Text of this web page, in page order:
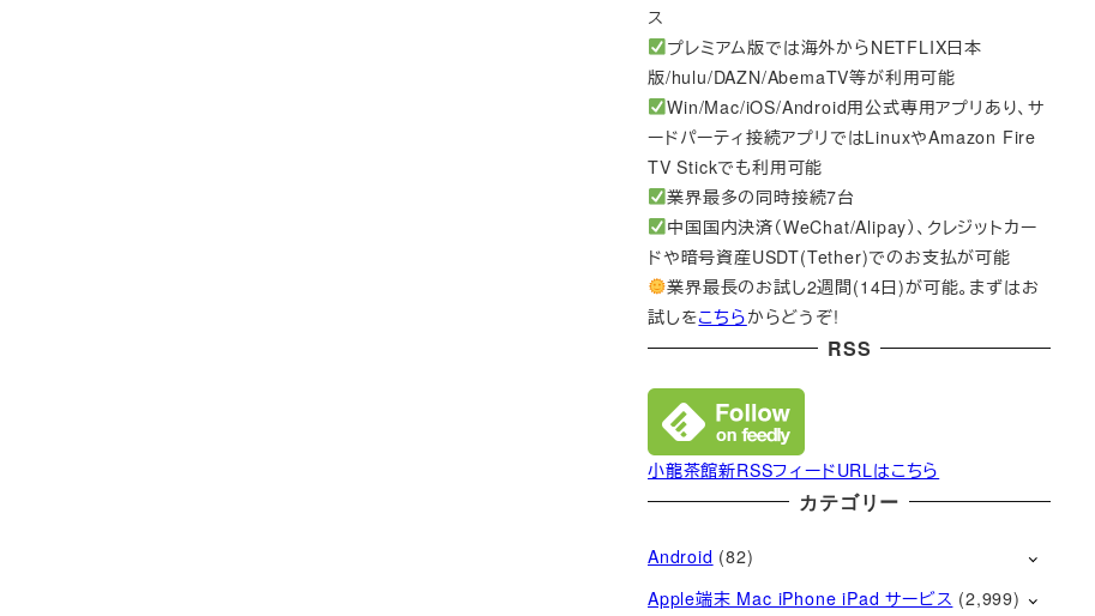
ス
プレミアム版では海外からNETFLIX日本
版/hulu/DAZN/AbemaTV等が利用可能
Win/Mac/iOS/Android用公式専用アプリあり、サ
ードパーティ接続アプリではLinuxやAmazon Fire
TV Stickでも利用可能
業界最多の同時接続7台
中国国内決済（WeChat/Alipay）、クレジットカー
ドや暗号資産USDT(Tether)でのお支払が可能
業界最長のお試し2週間(14日)が可能。まずはお
試しをこちらからどうぞ!
RSS
小龍茶館新RSSフィードURLはこちら
カテゴリー
Android (82)
Apple端末 Mac iPhone iPad サービス (2,999)